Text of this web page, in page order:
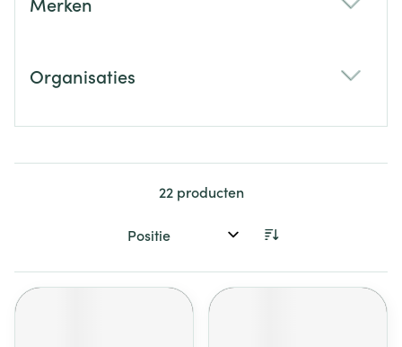
Organisaties
22producten
Sorteer op: